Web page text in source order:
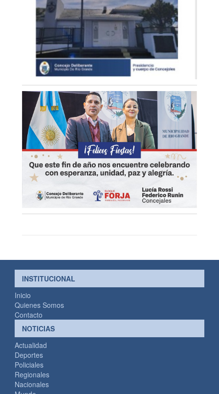
INSTITUCIONAL
Inicio
Quienes Somos
Contacto
NOTICIAS
Actualidad
Deportes
Policiales
Regionales
Nacionales